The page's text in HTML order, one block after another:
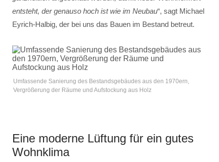
entsteht, der genauso hoch ist wie im Neubau“, sagt Michael
Eyrich-Halbig, der bei uns das Bauen im Bestand betreut.
Umfassende Sanierung des Bestandsgebäudes aus den 1970ern,
Vergrößerung der Räume und Aufstockung aus Holz
Eine moderne Lüftung für ein gutes
Wohnklima